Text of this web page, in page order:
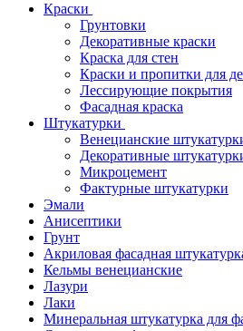
Краски
Грунтовки
Декоративные краски
Краска для стен
Краски и пропитки для
Лессирующие покрытия
Фасадная краска
Штукатурки
Венецианские
Декоративные
Микроцемент
Фактурные штукатурки
Эмали
Анисептики
Грунт
Акриловая фасадная
Кельмы венецианские
Лазури
Лаки
Минеральная штукатурка для